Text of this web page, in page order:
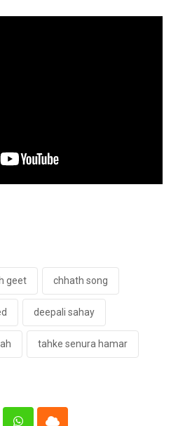
geet chhath song
deepali sahay
tahke senura hamar